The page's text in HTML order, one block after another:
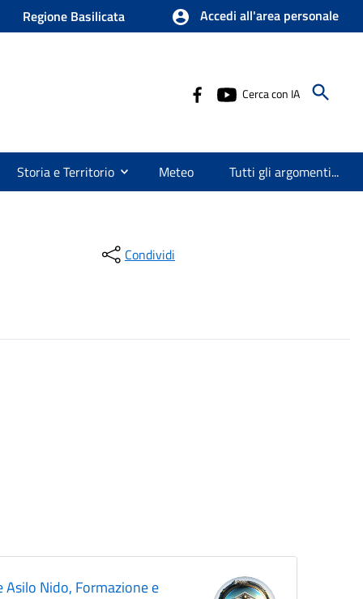
Regione Basilicata Accedi all'area personale
Cerca con IA
Storia e Territorio Meteo Tutti gli argomenti...
Condividi
Nido, Formazione e